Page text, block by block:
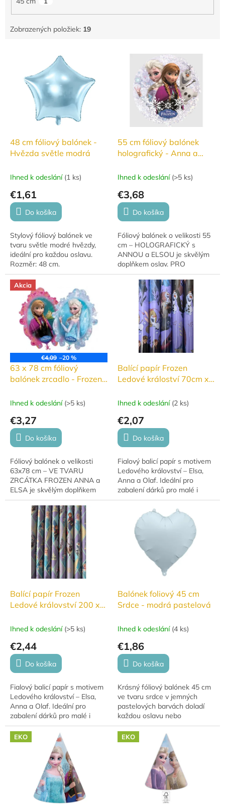
Zobrazených položiek: 19
d48 cm fóliový balónek -
Hvězda světle modrá
Ihned k odeslání (1 ks)
€1,61
Do košíka
Stylový fóliový balónek ve
tvaru světle modré hvězdy,
ideální pro každou oslavu.
Rozměr: 48 cm.
55 cm fóliový balónek
holografický - Anna a
Ihned k odeslání (>5 ks)
€3,68
Do košíka
Fóliový balónek o velikosti 55
cm – HOLOGRAFICKÝ s
ANNOU a ELSOU je skvělým
doplňkem oslav. PRO
RADOST. Má krásné stálé
barvy a hodí se na narozeniny,
výročí i novoroční...
Akcia
€4,09 –20 %
63 x 78 cm fóliový
balónek zrcadlo - Frozen
Ihned k odeslání (>5 ks)
€3,27
Do košíka
Fóliový balónek o velikosti
63x78 cm – VE TVARU
ZRCÁTKA FROZEN ANNA a
ELSA je skvělým doplňkem
oslav. PRO RADOST. Má
krásné stálé barvy a hodí se
na narozeniny, výročí, oslavy....
Balící papír Frozen
Ledové králoství 70cm x
Ihned k odeslání (2 ks)
€2,07
Do košíka
Fialový balicí papír s motivem
Ledového království – Elsa,
Anna a Olaf. Ideální pro
zabalení dárků pro malé i
velké fanoušky. Krásný design,
který okouzlí každého
milovníka...
Balící papír Frozen
Ledové království 200 x
Ihned k odeslání (>5 ks)
€2,44
Do košíka
Fialový balicí papír s motivem
Ledového království – Elsa,
Anna a Olaf. Ideální pro
zabalení dárků pro malé i
velké fanoušky. Krásný design,
který okouzlí každého
milovníka...
Balónek foliový 45 cm
Srdce - modrá pastelová
Ihned k odeslání (4 ks)
€1,86
Do košíka
Krásný fóliový balónek 45 cm
ve tvaru srdce v jemných
pastelových barvách doladí
každou oslavu nebo
romantické překvapení. Vyber
si světle zelenou, fialovou,
růžovou, béžovou...
EKO EKO